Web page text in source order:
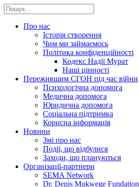
Про нас
Історія створення
Чим ми займаємось
Політика конфіденційності
Кодекс Надії Мурат
Наші цінності
Пережившим СГОН під час війни
Психологічна допомога
Медична допомога
Юридична допомога
Соціальна підтримка
Корисна інформація
Новини
Змі про нас
Події, що відбулися
Заходи, що плануються
Організації-партнери
SEMA Network
Dr. Denis Mukwege Fundation